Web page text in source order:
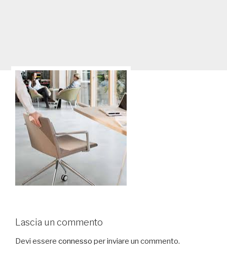
Lascia un commento
Devi essere connesso per inviare un commento.